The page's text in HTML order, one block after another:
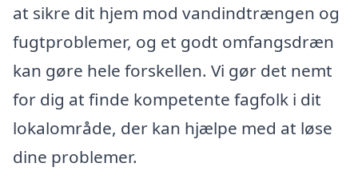
at sikre dit hjem mod vandindtrængen og
fugtproblemer, og et godt omfangsdræn
kan gøre hele forskellen. Vi gør det nemt
for dig at finde kompetente fagfolk i dit
lokalområde, der kan hjælpe med at løse
dine problemer.